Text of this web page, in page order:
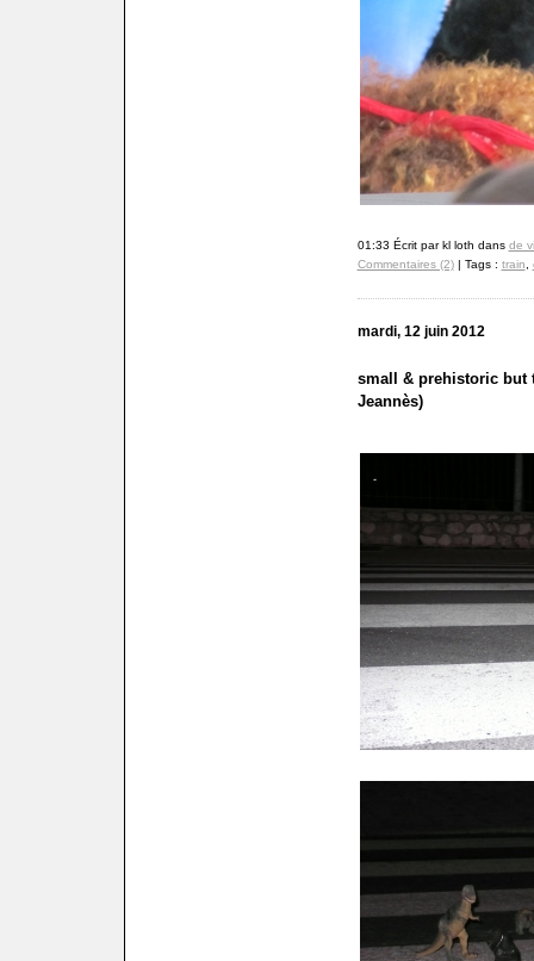
01:33 Écrit par kl loth dans de
Commentaires (2)| Tags : train
mardi, 12 juin 2012
small & prehistoric but
Jeannès)